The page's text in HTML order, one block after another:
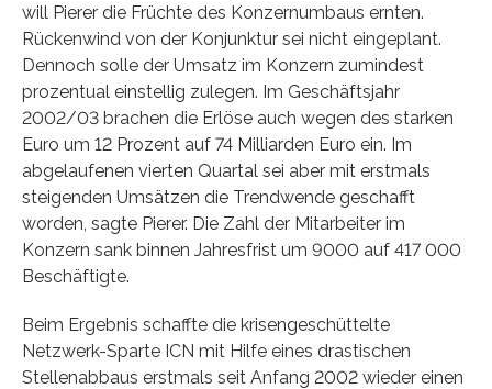
will Pierer die Früchte des Konzernumbaus ernten.
Rückenwind von der Konjunktur sei nicht eingeplant.
Dennoch solle der Umsatz im Konzern zumindest
prozentual einstellig zulegen. Im Geschäftsjahr
2002/03 brachen die Erlöse auch wegen des starken
Euro um 12 Prozent auf 74 Milliarden Euro ein. Im
abgelaufenen vierten Quartal sei aber mit erstmals
steigenden Umsätzen die Trendwende geschafft
worden, sagte Pierer. Die Zahl der Mitarbeiter im
Konzern sank binnen Jahresfrist um 9000 auf 417 000
Beschäftigte.
Beim Ergebnis schaffte die krisengeschüttelte
Netzwerk-Sparte ICN mit Hilfe eines drastischen
Stellenabbaus erstmals seit Anfang 2002 wieder einen